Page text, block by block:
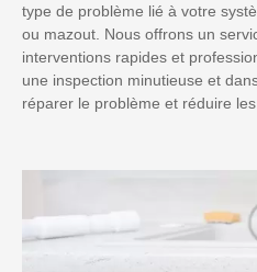
type de problème lié à votre
ou mazout. Nous offrons un
interventions rapides et
une inspection minutieuse et
réparer le problème et réduire